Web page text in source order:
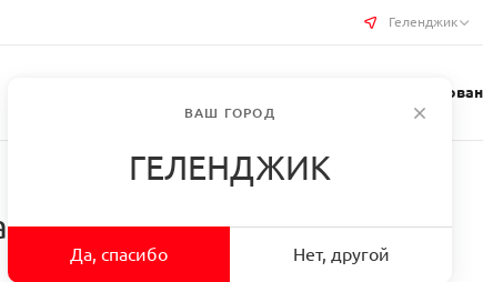
Геленджик
ВАШ ГОРОД
ГЕЛЕНДЖИК
Да, спасибо Нет, другой